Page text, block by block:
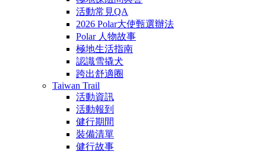
活動常見QA
2026 Polar大使甄選辦法
Polar 人物故事
極地生活指南
認識雪撬犬
跨出舒適圈
Taiwan Trail
活動資訊
活動報到
健行期間
裝備清單
健行故事